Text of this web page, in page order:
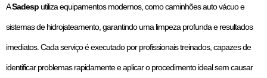
ASadesputiliza equipamentos modernos, como caminhões auto vácuo e
sistemas de hidrojateamento, garantindo uma limpeza profunda e resultados
imediatos. Cada serviço é executado por profissionais treinados, capazes de
identificar problemas rapidamente e aplicar o procedimento ideal sem causar